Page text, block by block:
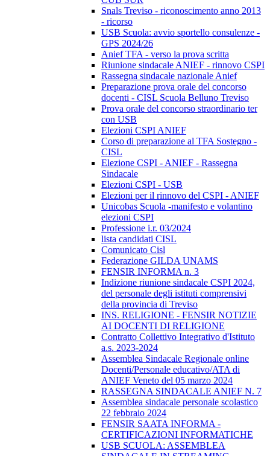
Snals Treviso - riconoscimento anno 2013
- ricorso
USB Scuola: avvio sportello consulenze -
GPS 2024/26
Anief TFA - verso la prova scritta
Riunione sindacale ANIEF - rinnovo CSPI
Rassegna sindacale nazionale Anief
Preparazione prova orale del concorso
docenti - CISL Scuola Belluno Treviso
Prova orale del concorso straordinario ter
con USB
Elezioni CSPI ANIEF
Corso di preparazione al TFA Sostegno -
CISL
Elezione CSPI - ANIEF - Rassegna
Sindacale
Elezioni CSPI - USB
Elezioni per il rinnovo del CSPI - ANIEF
Unicobas Scuola -manifesto e volantino
elezioni CSPI
Professione i.r. 03/2024
lista candidati CISL
Comunicato Cisl
Federazione GILDA UNAMS
FENSIR INFORMA n. 3
Indizione riunione sindacale CSPI 2024,
del personale degli istituti comprensivi
della provincia di Treviso
INS. RELIGIONE - FENSIR NOTIZIE
AI DOCENTI DI RELIGIONE
Contratto Collettivo Integrativo d'Istituto
a.s. 2023-2024
Assemblea Sindacale Regionale online
Docenti/Personale educativo/ATA di
ANIEF Veneto del 05 marzo 2024
RASSEGNA SINDACALE ANIEF N. 7
Assemblea sindacale personale scolastico
22 febbraio 2024
FENSIR SAATA INFORMA -
CERTIFICAZIONI INFORMATICHE
USB SCUOLA: ASSEMBLEA